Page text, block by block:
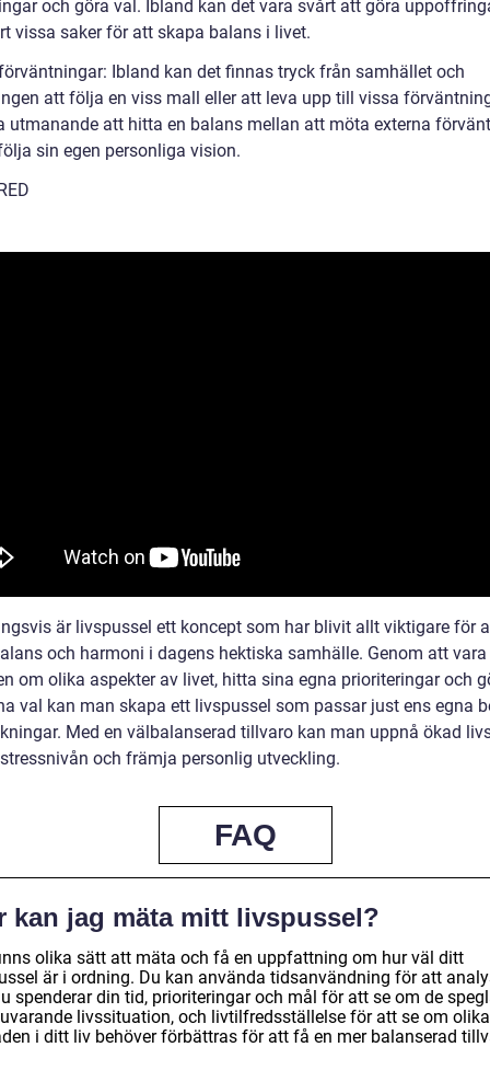
och göra val. Ibland kan det vara svårt att göra
vissa saker för att skapa balans i livet.
Ibland kan det finnas tryck från samhället och
att följa en viss mall eller att leva upp till vissa
utmanande att hitta en balans mellan att möta externa
sin egen personliga vision.
är livspussel ett koncept som har blivit allt viktigare för
och harmoni i dagens hektiska samhälle. Genom att vara
om olika aspekter av livet, hitta sina egna prioriteringar och
val kan man skapa ett livspussel som passar just ens egna
Med en välbalanserad tillvaro kan man uppnå ökad
och främja personlig utveckling.
FAQ
kan jag mäta mitt livspussel?
olika sätt att mäta och få en uppfattning om hur väl ditt
är i ordning. Du kan använda tidsanvändning för att
spenderar din tid, prioriteringar och mål för att se om de
livssituation, och livtilfredsställelse för att se om olika
i ditt liv behöver förbättras för att få en mer balanserad